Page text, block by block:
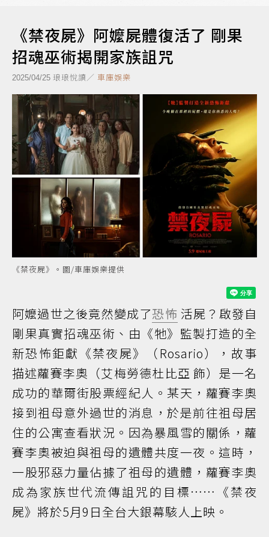
《禁夜屍》阿嬤屍體復活了 剛果
招魂巫術揭開家族詛咒
2025/04/25 琅琅悅讀／ 車庫娛樂
《禁夜屍》。圖/車庫娛樂提供
阿嬤過世之後竟然變成了恐怖 活屍？啟發自
剛果真實招魂巫術、由《牠》監製打造的全
新恐怖鉅獻《禁夜屍》（Rosario），故事
描述蘿賽李奧（艾梅勞德杜比亞 飾）是一名
成功的華爾街股票經紀人。某天，蘿賽李奧
接到祖母意外過世的消息，於是前往祖母居
住的公寓查看狀況。因為暴風雪的關係，蘿
賽李奧被迫與祖母的遺體共度一夜。這時，
一股邪惡力量佔據了祖母的遺體，蘿賽李奧
成為家族世代流傳詛咒的目標……《禁夜
屍》將於5月9日全台大銀幕駭人上映。